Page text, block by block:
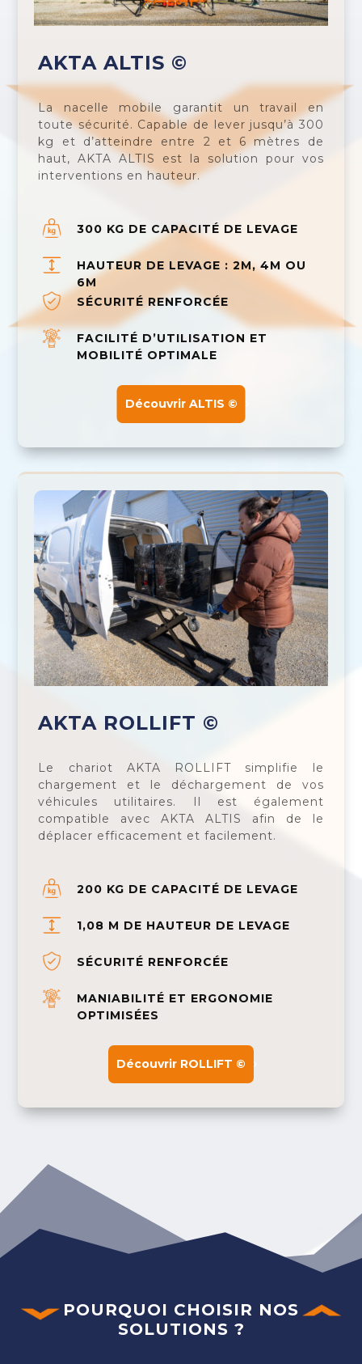
AKTA ALTIS ©
La nacelle mobile garantit un travail en
toute sécurité. Capable de lever jusqu’à 300
kg et d’atteindre entre 2 et 6 mètres de
haut, AKTA ALTIS est la solution pour vos
interventions en hauteur.
300 KG DE CAPACITÉ DE LEVAGE
HAUTEUR DE LEVAGE : 2M, 4M OU
6M
SÉCURITÉ RENFORCÉE
FACILITÉ D’UTILISATION ET
MOBILITÉ OPTIMALE
Découvrir ALTIS ©
AKTA ROLLIFT ©
Le chariot AKTA ROLLIFT simplifie le
chargement et le déchargement de vos
véhicules utilitaires. Il est également
compatible avec AKTA ALTIS afin de le
déplacer efficacement et facilement.
200 KG DE CAPACITÉ DE LEVAGE
1,08 M DE HAUTEUR DE LEVAGE
SÉCURITÉ RENFORCÉE
MANIABILITÉ ET ERGONOMIE
OPTIMISÉES
Découvrir ROLLIFT ©
POURQUOI CHOISIR NOS
SOLUTIONS ?